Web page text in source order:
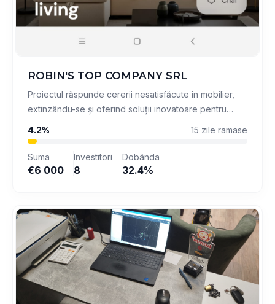
ROBIN'S TOP COMPANY SRL
Proiectul răspunde cererii nesatisfăcute în mobilier,
extinzându-se și oferind soluții inovatoare pentru
prin digitalizare și marketing targetat.
4.2% 15 zile ramase
Suma
€6 000
Investitori
8
Dobânda
32.4%